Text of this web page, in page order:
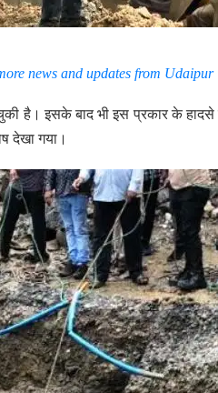
news and updates from Udaipur
है। इसके बाद भी इस प्रकार के हादसे
देखा गया।